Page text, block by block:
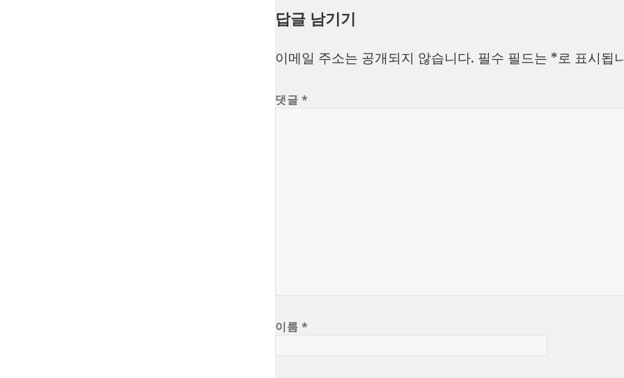
답글 남기기
이메일 주소는 공개되지 않습니다. 필수 필드는 *로 표시됩
댓글*
이름*